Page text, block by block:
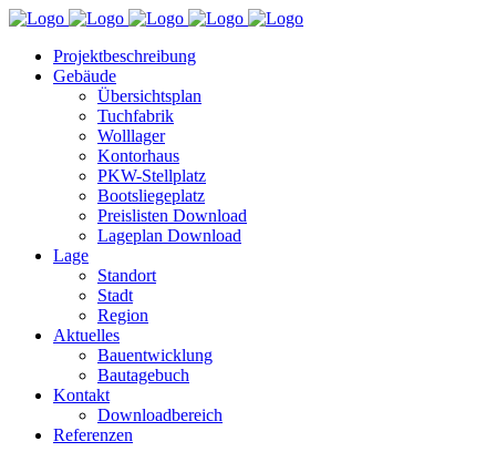
Projektbeschreibung
Gebäude
Übersichtsplan
Tuchfabrik
Wolllager
Kontorhaus
PKW-Stellplatz
Bootsliegeplatz
Preislisten Download
Lageplan Download
Lage
Standort
Stadt
Region
Aktuelles
Bauentwicklung
Bautagebuch
Kontakt
Downloadbereich
Referenzen